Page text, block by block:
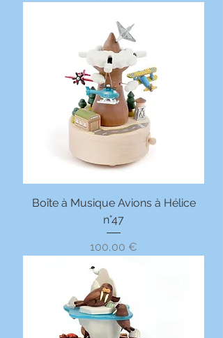
Boîte à Musique Avions à Hélice
n°47
Prix
100,00 €